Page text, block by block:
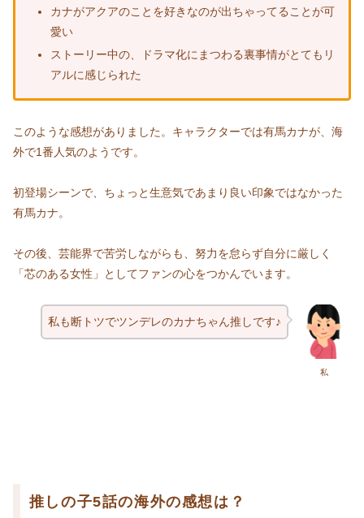
カナがアクアのことを好きなのが出ちゃってることが可
愛い
ストーリー中の、ドラマ化にまつわる裏事情がとてもリ
アルに感じられた
このような感想がありました。キャラクターでは有馬カナが、海
外で1番人気のようです。
初登場シーンで、ちょっと生意気であまり良い印象ではなかった
有馬カナ。
その後、芸能界で苦労しながらも、努力を怠らず自分に厳しく
「芯のある女性」としてファンの心をつかんでいます。
私
私も断トツでツンデレのカナちゃん推しです♪
推しの子5話の海外の感想は？